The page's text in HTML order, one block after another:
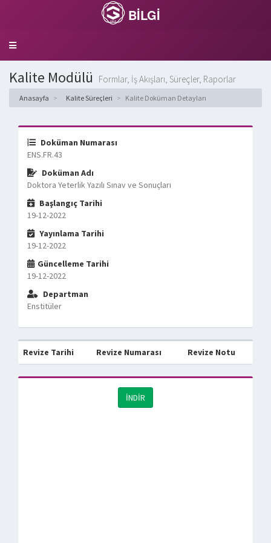
BİLGİ
Toggle
Kalite Modülü Formlar, İş Akışları, Süreçler, Raporlar
Anasayfa Kalite Süreçleri Kalite Doküman Detayları
Doküman Numarası
ENS.FR.43
Doküman Adı
Doktora Yeterlik Yazılı Sınav ve Sonuçları
Başlangıç Tarihi
19-12-2022
Yayınlama Tarihi
19-12-2022
Güncelleme Tarihi
19-12-2022
Departman
Enstitüler
Revize Tarihi Revize Numarası Revize Notu
İNDİR